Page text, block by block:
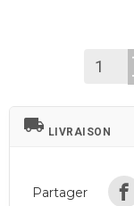
local_shipping LIVRAISON
Partager